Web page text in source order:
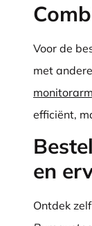
Voor de
met
monitorarm
efficiënt,
en
Ontdek